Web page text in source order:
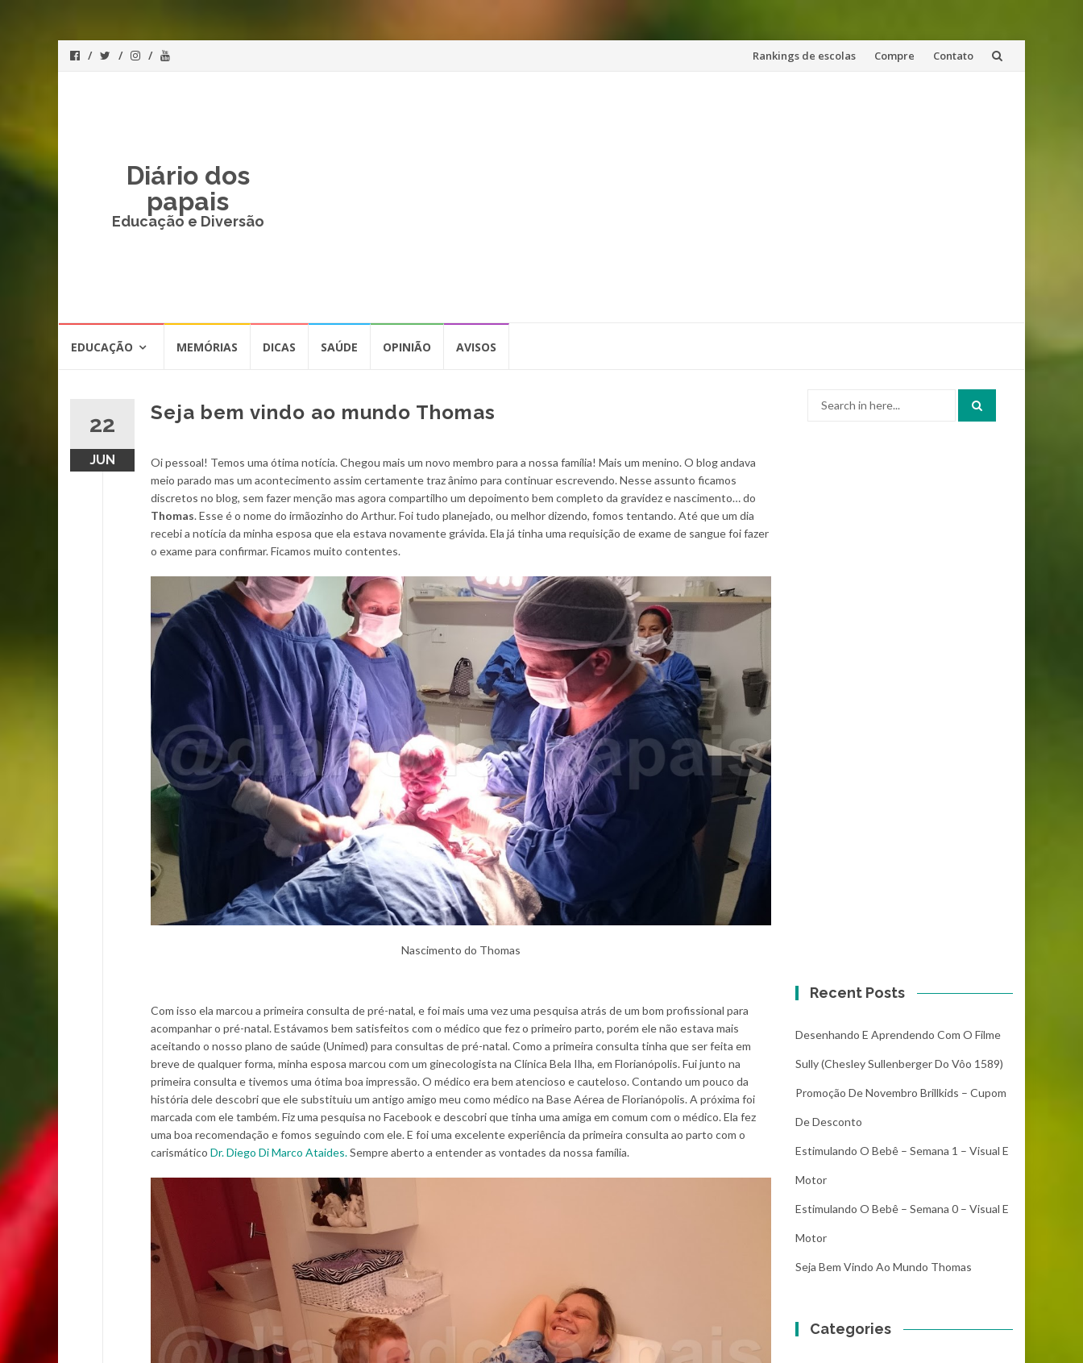
Skip
Rankings de escolas Compre Contato
Diário dos
papais
Educação e Diversão
EDUCAÇÃO MEMÓRIAS DICAS SAÚDE OPINIÃO AVISOS
22
JUN
Seja bem vindo ao mundo Thomas
Oi pessoal! Temos uma ótima notícia. Chegou mais um novo membro para a nossa família! Mais um menino. O blog andava
meio parado mas um acontecimento assim certamente traz ânimo para continuar escrevendo. Nesse assunto ficamos
discretos no blog, sem fazer menção mas agora compartilho um depoimento bem completo da gravidez e nascimento… do
Thomas. Esse é o nome do irmãozinho do Arthur. Foi tudo planejado, ou melhor dizendo, fomos tentando. Até que um dia
recebi a notícia da minha esposa que ela estava novamente grávida. Ela já tinha uma requisição de exame de sangue foi fazer
o exame para confirmar. Ficamos muito contentes.
Nascimento do Thomas
Com isso ela marcou a primeira consulta de pré-natal, e foi mais uma vez uma pesquisa atrás de um bom profissional para
acompanhar o pré-natal. Estávamos bem satisfeitos com o médico que fez o primeiro parto, porém ele não estava mais
aceitando o nosso plano de saúde (Unimed) para consultas de pré-natal. Como a primeira consulta tinha que ser feita em
breve de qualquer forma, minha esposa marcou com um ginecologista na Clínica Bela Ilha, em Florianópolis. Fui junto na
primeira consulta e tivemos uma ótima boa impressão. O médico era bem atencioso e cauteloso. Contando um pouco da
história dele descobri que ele substituiu um antigo amigo meu como médico na Base Aérea de Florianópolis. A próxima foi
marcada com ele também. Fiz uma pesquisa no Facebook e descobri que tinha uma amiga em comum com o médico. Ela fez
uma boa recomendação e fomos seguindo com ele. E foi uma excelente experiência da primeira consulta ao parto com o
carismático Dr. Diego Di Marco Ataides.Sempre aberto a entender as vontades da nossa família.
Recent Posts
Desenhando E Aprendendo Com O Filme
Sully (Chesley Sullenberger Do Vôo 1589)
Promoção De Novembro Brillkids – Cupom
De Desconto
Estimulando O Bebê – Semana 1 – Visual E
Motor
Estimulando O Bebê – Semana 0 – Visual E
Motor
Seja Bem Vindo Ao Mundo Thomas
Categories